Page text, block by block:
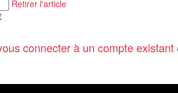
Retirer l'article
connecter à un compte existant